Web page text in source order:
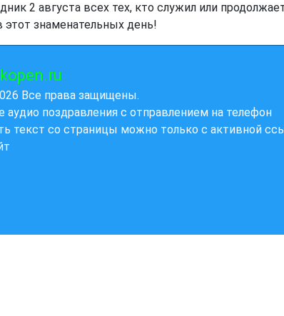
2 августа всех тех, кто служил или
знаменательных день!
Все права защищены.
аудио поздравления с отправлением на телефон
текст со страницы можно только с активной